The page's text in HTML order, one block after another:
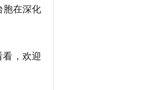
胞在深化
，欢迎